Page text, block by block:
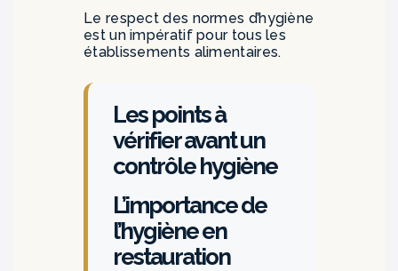
Le respect des normes d’hygiène
est un impératif pour tous les
établissements alimentaires.
Les points à
vérifier avant un
contrôle hygiène
L’importance de
l’hygiène en
restauration